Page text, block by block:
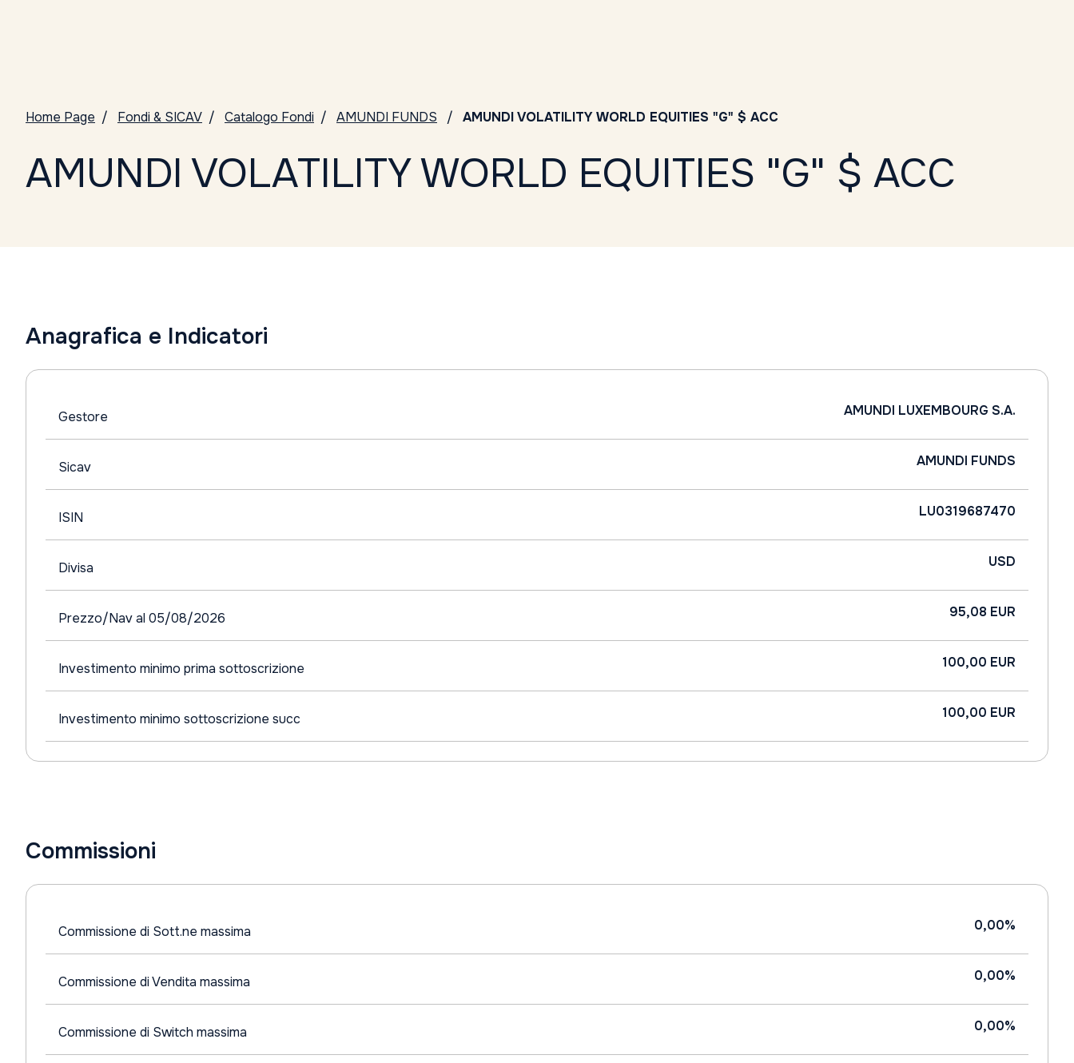
Home Page Fondi & SICAV Catalogo Fondi AMUNDI FUNDS AMUNDI VOLATILITY WORLD EQUITIES "G" $ ACC
AMUNDI VOLATILITY WORLD EQUITIES "G" $ ACC
Anagrafica e Indicatori
Gestore AMUNDI LUXEMBOURG S.A.
Sicav AMUNDI FUNDS
ISIN LU0319687470
Divisa USD
Prezzo/Nav al 05/08/2026 95,08 EUR
Investimento minimo prima sottoscrizione 100,00 EUR
Investimento minimo sottoscrizione succ 100,00 EUR
Commissioni
Commissione di Sott.ne massima 0,00%
Commissione di Vendita massima 0,00%
Commissione di Switch massima 0,00%